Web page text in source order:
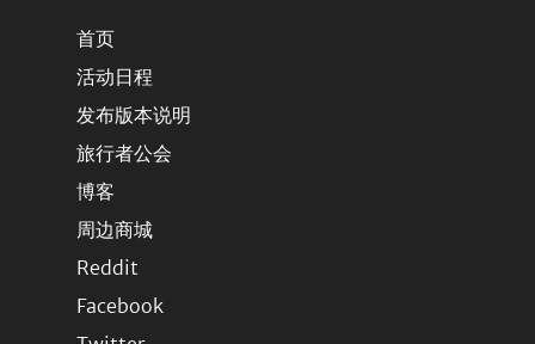
首页
活动日程
发布版本说明
旅行者公会
博客
周边商城
Reddit
Facebook